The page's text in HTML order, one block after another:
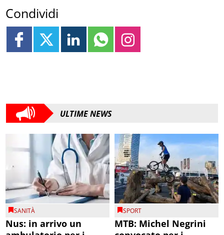
Condividi
ULTIME NEWS
SANITÀ
Nus: in arrivo un
SPORT
MTB: Michel Negrini